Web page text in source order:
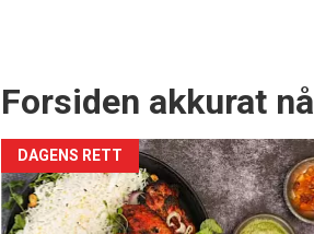
Forsiden akkurat nå
DAGENS RETT